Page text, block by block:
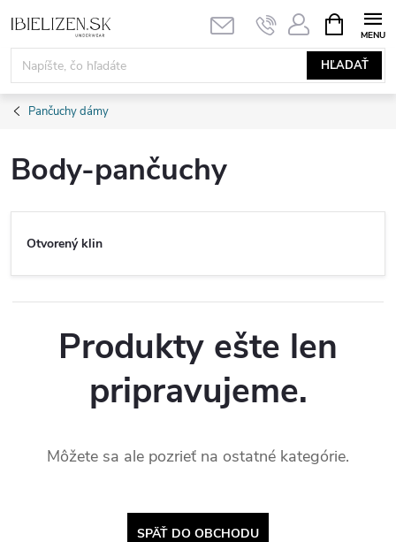
na
obsah
HĽADAŤ
KOŠÍK
Pančuchy dámy
Body-pančuchy
Otvorený klin
Produkty ešte len
pripravujeme.
Môžete sa ale pozrieť na ostatné kategórie.
SPÄŤ DO OBCHODU